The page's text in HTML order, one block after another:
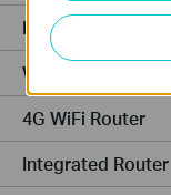
Router Có Dây
WiFi Router
4G WiFi Router
Integrated Router